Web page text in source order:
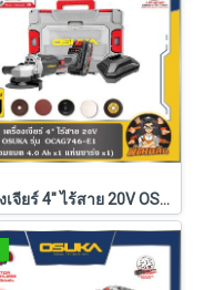
เครื่องเจียร์ 4" ไร้สาย 20V OSUKA รุ่น OCAG746 (รุ่นครบเซ็ตและเครื่องเปล่า) รับประกัน 6 เดือน